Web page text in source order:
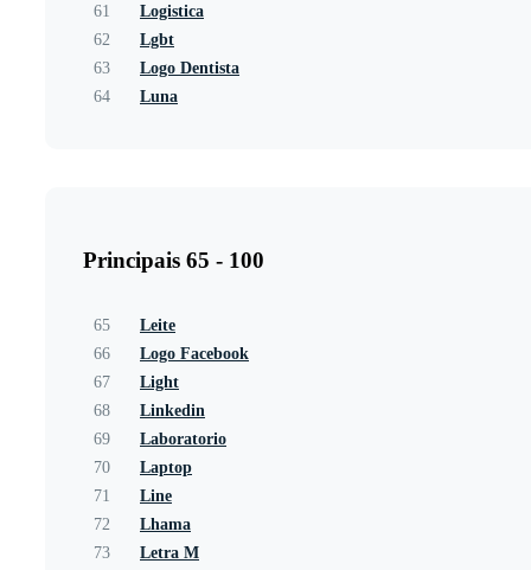
61
Logistica
62
Lgbt
63
Logo Dentista
64
Luna
Principais 65 - 100
65
Leite
66
Logo Facebook
67
Light
68
Linkedin
69
Laboratorio
70
Laptop
71
Line
72
Lhama
73
Letra M